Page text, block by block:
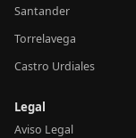
Santander
Torrelavega
Castro Urdiales
Legal
Aviso Legal